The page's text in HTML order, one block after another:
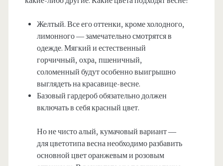
Желтый. Все его оттенки, кроме холодного,
лимонного — замечательно смотрятся в
одежде. Мягкий и естественный
горчичный, охра, пшеничный,
соломенный будут особенно выигрышно
выглядеть на красавице-весне.
Базовый гардероб обязательно должен
включать в себя красный цвет.
Но не чисто алый, кумачовый вариант —
для цветотипа весна необходимо разбавить
основной цвет оранжевым и розовым